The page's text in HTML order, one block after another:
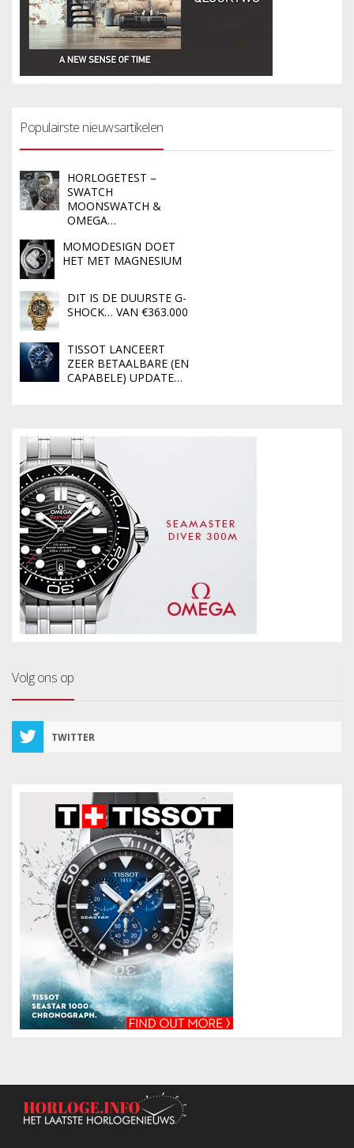
Populairste nieuwsartikelen
HORLOGETEST –
SWATCH
MOONSWATCH &
OMEGA…
MOMODESIGN DOET
HET MET MAGNESIUM
DIT IS DE DUURSTE G-
SHOCK… VAN €363.000
TISSOT LANCEERT
ZEER BETAALBARE (EN
CAPABELE) UPDATE…
Volg ons op
TWITTER